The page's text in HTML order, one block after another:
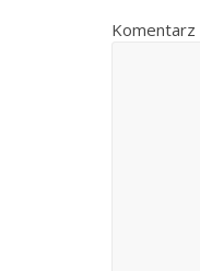
Komentarz